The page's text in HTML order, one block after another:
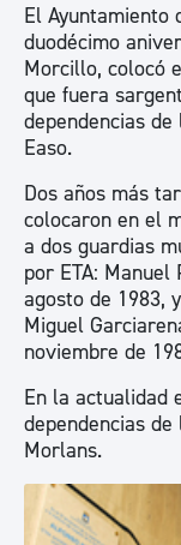
El Ayuntamiento
duodécimo
Morcillo, colocó
que fuera
dependencias
Easo.
Dos años más
colocaron en el
a dos guardias
por ETA: Manuel
agosto de 1983,
Miguel
noviembre de
En la actualidad
dependencias
Morlans.